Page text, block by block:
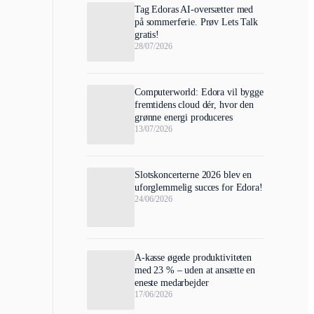
Tag Edoras AI-oversætter med
på sommerferie. Prøv Lets Talk
gratis!
28/07/2026
Computerworld: Edora vil bygge
fremtidens cloud dér, hvor den
grønne energi produceres
13/07/2026
Slotskoncerterne 2026 blev en
uforglemmelig succes for Edora!
24/06/2026
A-kasse øgede produktiviteten
med 23 % – uden at ansætte en
eneste medarbejder
17/06/2026